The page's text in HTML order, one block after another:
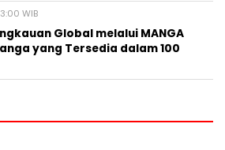
WIB
Global melalui MANGA
yang Tersedia dalam 100